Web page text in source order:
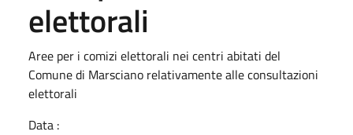
elettorali
Aree per i comizi elettorali nei centri abitati del
Comune di Marsciano relativamente alle consultazioni
elettorali
Data :